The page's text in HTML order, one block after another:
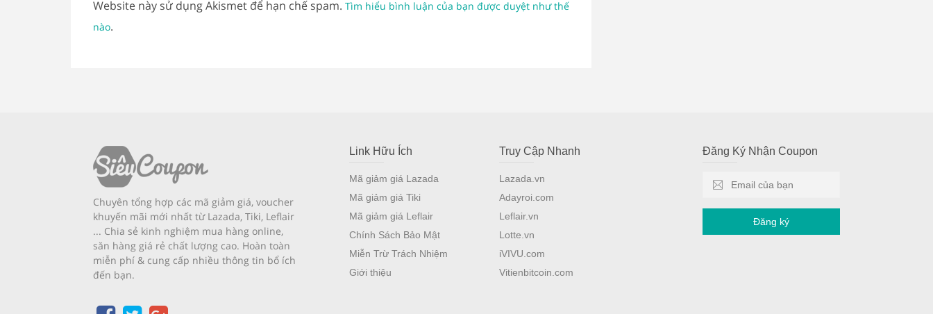
Website này sử dụng Akismet để hạn chế spam. Tìm hiểu bình luận của bạn được duyệt như thế
nào.
Chuyên tổng hợp các mã giảm giá, voucher
khuyến mãi mới nhất từ Lazada, Tiki, Leflair
... Chia sẻ kinh nghiệm mua hàng online,
săn hàng giá rẻ chất lượng cao. Hoàn toàn
miễn phí & cung cấp nhiều thông tin bổ ích
đến bạn.
Link Hữu Ích
Mã giảm giá Lazada
Mã giảm giá Tiki
Mã giảm giá Leflair
Chính Sách Bảo Mật
Miễn Trừ Trách Nhiệm
Giới thiệu
Truy Cập Nhanh
Lazada.vn
Adayroi.com
Leflair.vn
Lotte.vn
iVIVU.com
Vitienbitcoin.com
Đăng Ký Nhận Coupon
Đăng ký